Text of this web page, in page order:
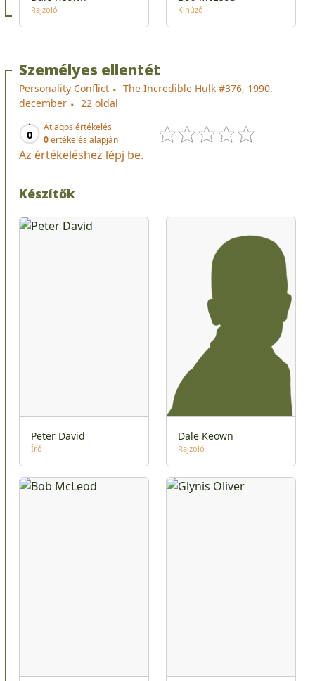
Rajzoló Kihúzó
Személyes ellentét
Personality Conflict
The Incredible Hulk #376, 1990.
december
22 oldal
0
Átlagos értékelés
0értékelés alapján
Az értékeléshez lépj be.
Készítők
Peter David
Író
Dale Keown
Rajzoló